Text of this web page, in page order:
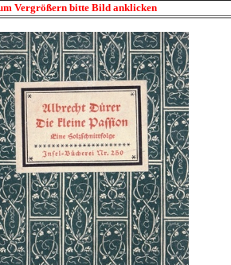
Vergrößern bitte Bild anklicken